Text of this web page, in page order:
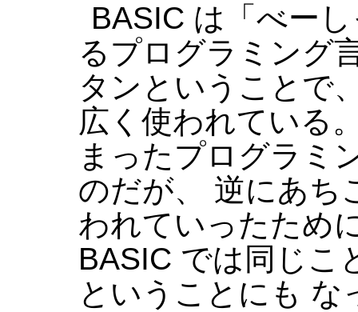
BASIC は「べー
るプログラミング
タンということで
広く使われている
まったプログラミ
のだが、 逆にあち
われていったため
BASIC では同じこ
ということにも な